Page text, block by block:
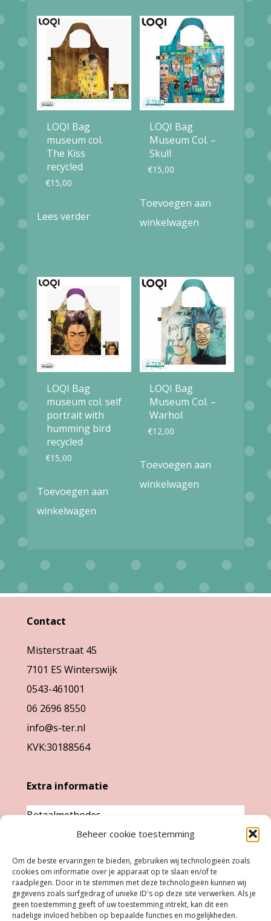
Beheer cookie toestemming
Om de beste ervaringen te bieden, gebruiken wij technologieën zoals
cookies om informatie over je apparaat op te slaan en/of te
raadplegen. Door in te stemmen met deze technologieën kunnen wij
gegevens zoals surfgedrag of unieke ID's op deze site verwerken. Als je
geen toestemming geeft of uw toestemming intrekt, kan dit een
nadelige invloed hebben op bepaalde functies en mogelijkheden.
LOQI Bag
museum col.
The Kiss
recycled
€15,00
Lees verder
LOQI Bag
Museum Col. –
Skull
€15,00
Toevoegen aan
winkelwagen
LOQI Bag
museum col. self
portrait with
humming bird
recycled
€15,00
Toevoegen aan
winkelwagen
LOQI Bag
Museum Col. –
Warhol
€12,00
Toevoegen aan
winkelwagen
Contact
Misterstraat 45
7101 ES Winterswijk
0543-461001
06 2696 8550
info@s-ter.nl
KVK:30188564
Extra informatie
Betaalmethodes
Garantie & klachten
verzendkosten
Retourneren